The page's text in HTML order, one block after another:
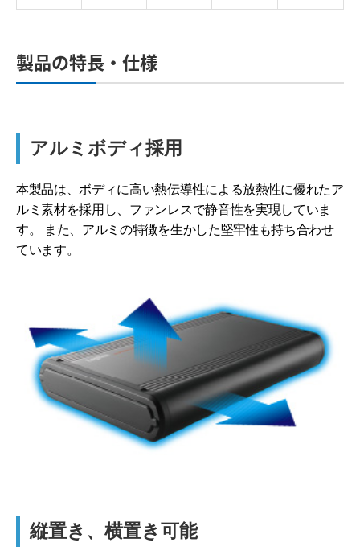
製品の特長・仕様
アルミボディ採用
本製品は、ボディに高い熱伝導性による放熱性に優れたア
ルミ素材を採用し、ファンレスで静音性を実現していま
す。 また、アルミの特徴を生かした堅牢性も持ち合わせ
ています。
縦置き、横置き可能